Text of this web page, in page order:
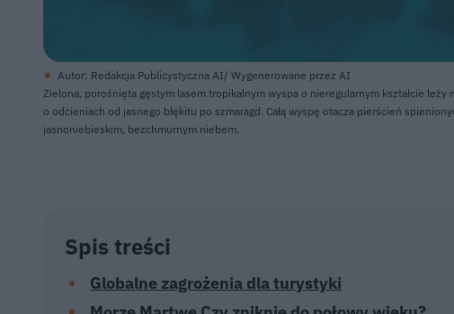
Autor: Redakcja Publicystyczna AI/ Wygenerowane przez AI
Zielona, porośnięta gęstym lasem tropikalnym wyspa o nieregularnym kształcie leży
o odcieniach od jasnego błękitu po szmaragd. Całą wyspę otacza pierścień
jasnoniebieskim, bezchmurnym niebem.
Spis treści
Globalne zagrożenia dla turystyki